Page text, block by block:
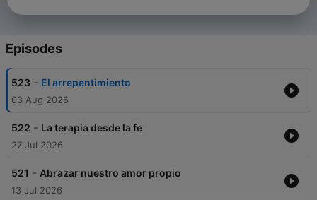
Episodes
523 - El arrepentimiento
03 Aug 2026
522 - La terapia desde la fe
27 Jul 2026
521 - Abrazar nuestro amor propio
13 Jul 2026